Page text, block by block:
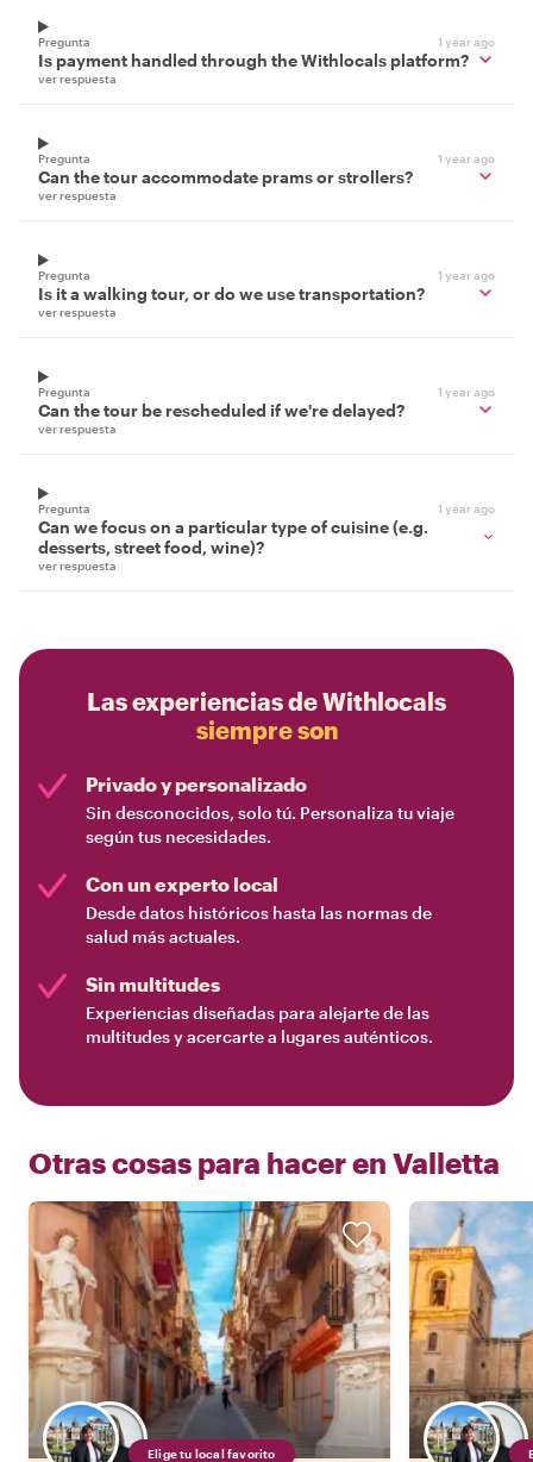
Pregunta 1 year ago
Is payment handled through the Withlocals platform?
ver respuesta
Pregunta 1 year ago
Can the tour accommodate prams or strollers?
ver respuesta
Pregunta 1 year ago
Is it a walking tour, or do we use transportation?
ver respuesta
Pregunta 1 year ago
Can the tour be rescheduled if we're delayed?
ver respuesta
Pregunta 1 year ago
Can we focus on a particular type of cuisine (e.g.
desserts, street food, wine)?
ver respuesta
Las experiencias de Withlocals
siempre son
Privado y personalizado
Sin desconocidos, solo tú. Personaliza tu viaje
según tus necesidades.
Con un experto local
Desde datos históricos hasta las normas de
salud más actuales.
Sin multitudes
Experiencias diseñadas para alejarte de las
multitudes y acercarte a lugares auténticos.
Otras cosas para hacer en Valletta
Elige tu local favorito